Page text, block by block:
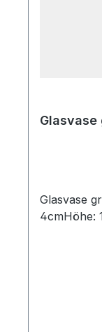
Glasvase
Glasvase
4cmHöhe: